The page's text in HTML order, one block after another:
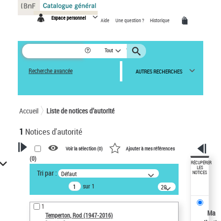
Espace personnel Aide Une question ? Historique
Tout
Recherche avancée AUTRES RECHERCHES
Accueil Liste de notices d’autorité
1 Notices d'autorité
VOTRE RECHERCHE
Recherche avancée dans les
notices d’autorité
Œuvres liées à l'auteur :
Temperton, Rod (1947-2016)
Voir la sélection (0) Ajouter à mes références
(0)
Tri par : Défaut
sur 1
20
résultats/page
1
Temperton, Rod (1947-2016)
RÉCUPÉRER
LES
NOTICES
Ma
Panneau de gestion des cookies